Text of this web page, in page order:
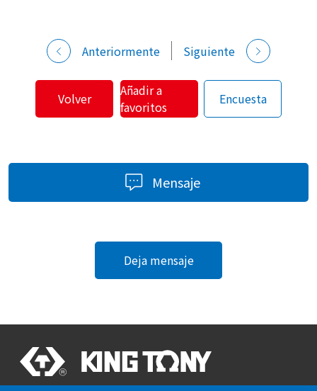
Anteriormente Siguiente
Volver
Añadir a
favoritos
Encuesta
Mensaje
Deja mensaje